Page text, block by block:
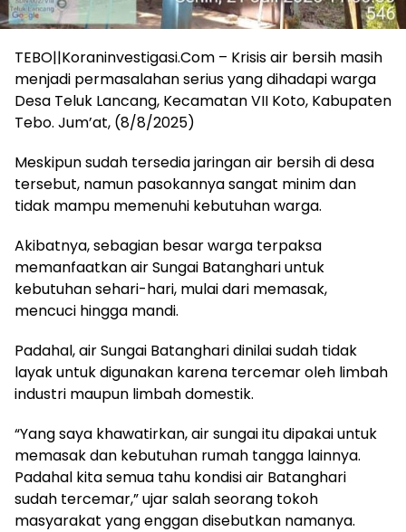
TEBO||Koraninvestigasi.Com – Krisis air bersih masih
menjadi permasalahan serius yang dihadapi warga
Desa Teluk Lancang, Kecamatan VII Koto, Kabupaten
Tebo. Jum’at, (8/8/2025)
Meskipun sudah tersedia jaringan air bersih di desa
tersebut, namun pasokannya sangat minim dan
tidak mampu memenuhi kebutuhan warga.
Akibatnya, sebagian besar warga terpaksa
memanfaatkan air Sungai Batanghari untuk
kebutuhan sehari-hari, mulai dari memasak,
mencuci hingga mandi.
Padahal, air Sungai Batanghari dinilai sudah tidak
layak untuk digunakan karena tercemar oleh limbah
industri maupun limbah domestik.
“Yang saya khawatirkan, air sungai itu dipakai untuk
memasak dan kebutuhan rumah tangga lainnya.
Padahal kita semua tahu kondisi air Batanghari
sudah tercemar,” ujar salah seorang tokoh
masyarakat yang enggan disebutkan namanya.